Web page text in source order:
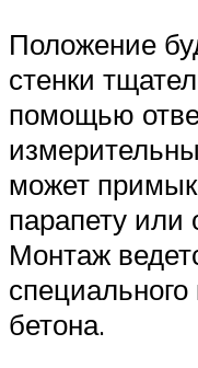
Положение
стенки
помощью
может
парапету или
Монтаж
бетона.